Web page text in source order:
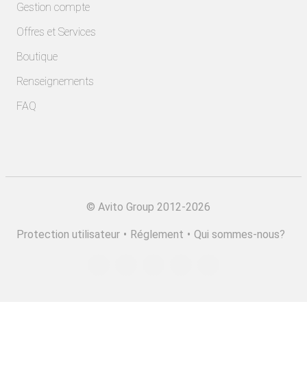
Gestion compte
Offres et Services
Boutique
Renseignements
FAQ
© Avito Group 2012-2026
Protection utilisateur • Réglement • Qui sommes-nous?